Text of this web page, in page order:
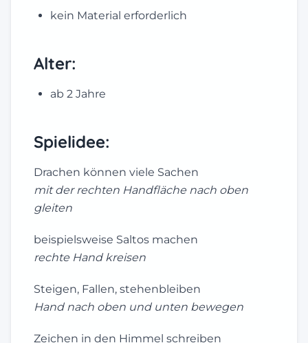
kein Material erforderlich
Alter:
ab 2 Jahre
Spielidee:
Drachen können viele Sachen
mit der rechten Handfläche nach oben
gleiten
beispielsweise Saltos machen
rechte Hand kreisen
Steigen, Fallen, stehenbleiben
Hand nach oben und unten bewegen
Zeichen in den Himmel schreiben